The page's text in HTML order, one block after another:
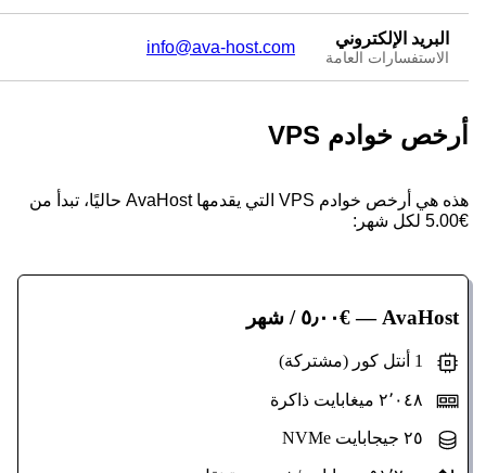
البريد الإلكتروني
الاستفسارات العامة
info@ava-host.com
أرخص خوادم VPS
هذه هي أرخص خوادم VPS التي يقدمها AvaHost حاليًا، تبدأ من
€5.00 لكل شهر:
AvaHost — €٥٫٠٠ / شهر
٢٬٠٤٨ ميغابايت ذاكرة